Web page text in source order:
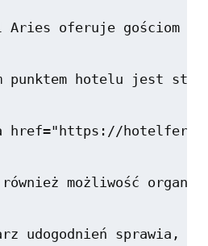
Aries oferuje gościom
punktem hotelu jest
href="https://
możliwość
udogodnień sprawia,